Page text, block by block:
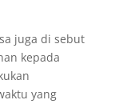
juga di sebut
kepada
yang